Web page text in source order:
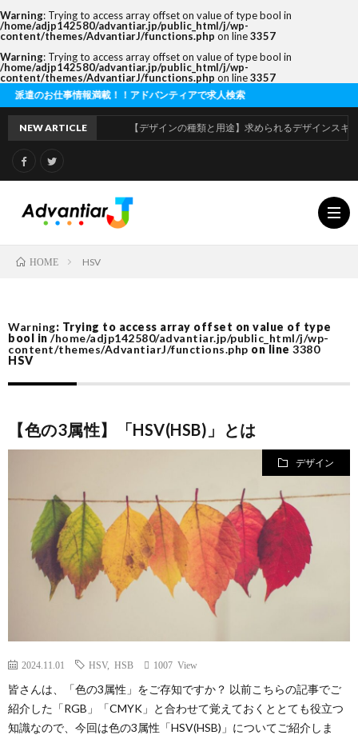
Warning: Trying to access array offset on value of type bool in
/home/adjp142580/advantiar.jp/public_html/j/wp-
content/themes/AdvantiarJ/functions.php on line3357
Warning: Trying to access array offset on value of type bool in
/home/adjp142580/advantiar.jp/public_html/j/wp-
content/themes/AdvantiarJ/functions.php on line3357
仕事情報満載！！アドバンティアで求人検索
規
営
NEW ARTICLE 【デザインの種類と用途】求められるデザインスキルの違
HOME HSV
Warning: Trying to access array offset on value of type
bool in /home/adjp142580/advantiar.jp/public_html/j/wp-
content/themes/AdvantiarJ/functions.php on line 3380
HSV
【色の3属性】「HSV(HSB)」とは
デザイン
2024.11.01 HSV, HSB 1007 View
皆さんは、「色の3属性」をご存知ですか？ 以前こちらの記事でご
紹介した「RGB」「CMYK」と合わせて覚えておくととても役立つ
知識なので、今回は色の3属性「HSV(HSB)」についてご紹介しま